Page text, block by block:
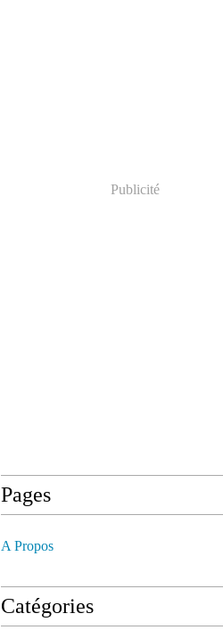
Publicité
Pages
A Propos
Catégories